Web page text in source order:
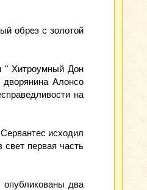
обрез с золотой
" Хитроумный Дон
Алонсо
на
исходил
первая часть
два